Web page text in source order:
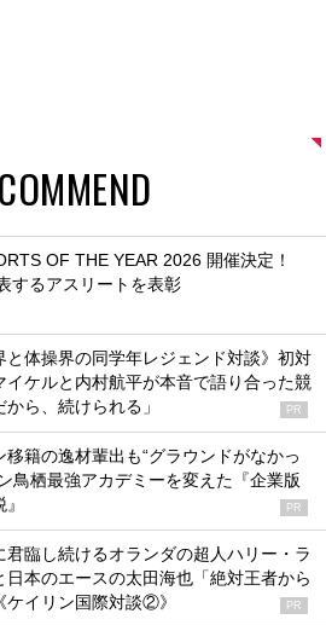
OF THE YEAR 2026 開催決定！
するアスリートを表彰
と体操界の同学年レジェンド対談》初対
イケルと内村航平が本音で語り合った競
ら、続けられる」
PR
移籍の逸材輩出も“グラウンドがなかっ
鳥栖最強アカデミーを変えた『企業版
PR
君臨し続けるオランダの超人ハリー・ラ
日本のエースの太田海也「絶対王者から
ケイリン国際対談②》
PR